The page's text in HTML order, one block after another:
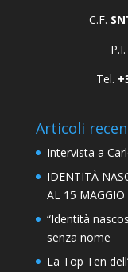
C.F.
P.I.
Tel.
Articoli
Intervista a
IDENTITÀ
AL 15 MAGGIO
“Identità
senza nome
La Top Ten